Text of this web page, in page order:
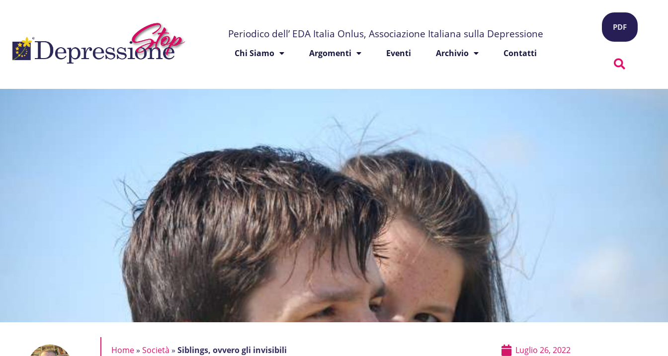
Periodico dell’ EDA Italia Onlus, Associazione Italiana sulla Depressione
Chi Siamo Argomenti Eventi Archivio Contatti
PDF
Home» Società » Siblings, ovvero gli invisibili Luglio 26, 2022